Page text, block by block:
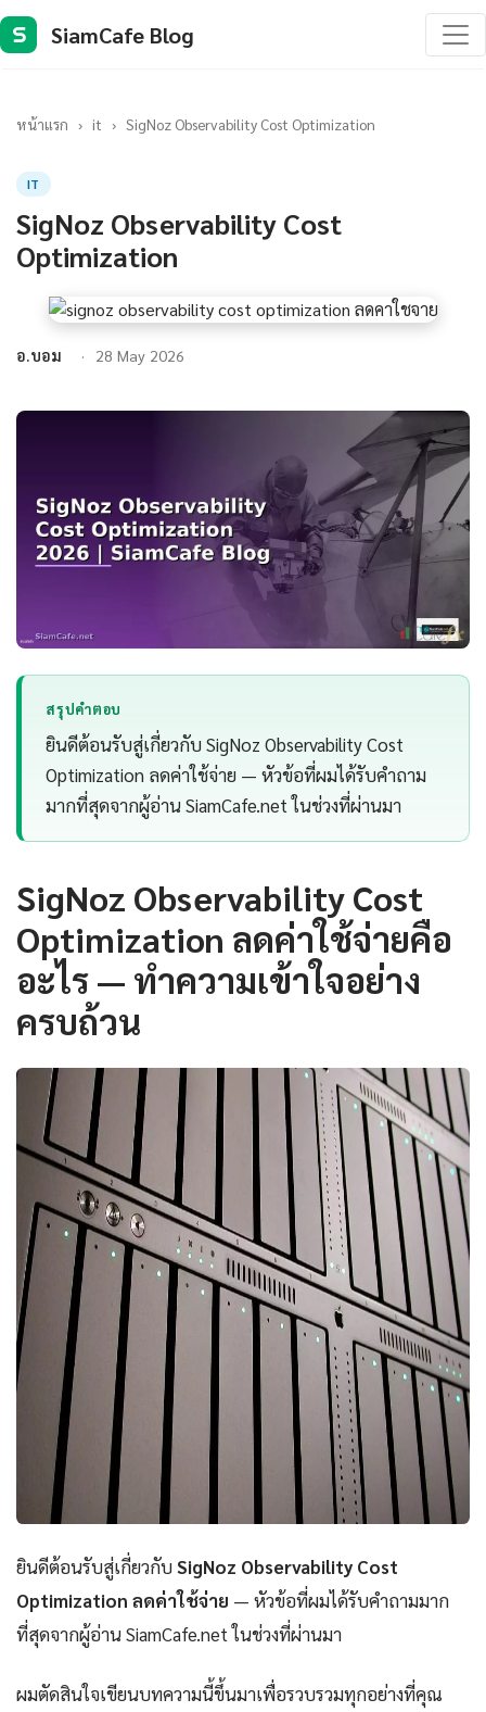
S SiamCafe Blog
หน้าแรก › it › SigNoz Observability Cost Optimization
IT
SigNoz Observability Cost
Optimization
อ.บอม 28 May 2026
สรุปคำตอบ
ยินดีต้อนรับสู่เกี่ยวกับ SigNoz Observability Cost
Optimization ลดค่าใช้จ่าย — หัวข้อที่ผมได้รับคำถาม
มากที่สุดจากผู้อ่าน SiamCafe.net ในช่วงที่ผ่านมา
SigNoz Observability Cost
Optimization ลดค่าใช้จ่ายคือ
อะไร — ทำความเข้าใจอย่าง
ครบถ้วน
ยินดีต้อนรับสู่เกี่ยวกับSigNoz Observability Cost
Optimization ลดค่าใช้จ่าย — หัวข้อที่ผมได้รับคำถามมาก
ที่สุดจากผู้อ่าน SiamCafe.net ในช่วงที่ผ่านมา
ผมตัดสินใจเขียนบทความนี้ขึ้นมาเพื่อรวบรวมทุกอย่างที่คุณ